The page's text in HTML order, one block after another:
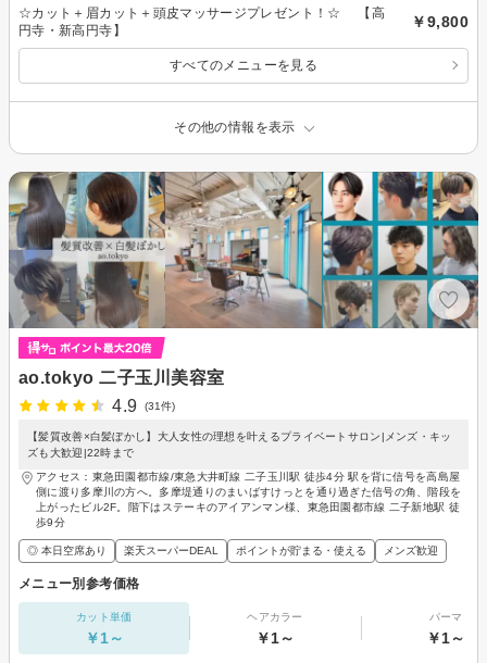
☆カット＋眉カット＋頭皮マッサージプレゼント！☆ 【高
円寺・新高円寺】
￥9,800
すべてのメニューを見る
その他の情報を表示
ao.tokyo 二子玉川美容室
4.9
(31件)
【髪質改善×白髪ぼかし】大人女性の理想を叶えるプライベートサロン|メンズ・キッ
ズも大歓迎|22時まで
アクセス：東急田園都市線/東急大井町線 二子玉川駅 徒歩4分 駅を背に信号を高島屋
側に渡り多摩川の方へ。多摩堤通りのまいばすけっとを通り過ぎた信号の角、階段を
上がったビル2F。階下はステーキのアイアンマン様、東急田園都市線 二子新地駅 徒
歩9分
◎ 本日空席あり 楽天スーパーDEAL ポイントが貯まる・使える メンズ歓迎
メニュー別参考価格
カット単価
￥1～
ヘアカラー
￥1～
パーマ
￥1～